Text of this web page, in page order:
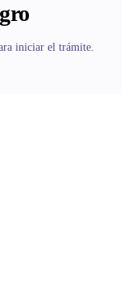
iniciar el trámite.